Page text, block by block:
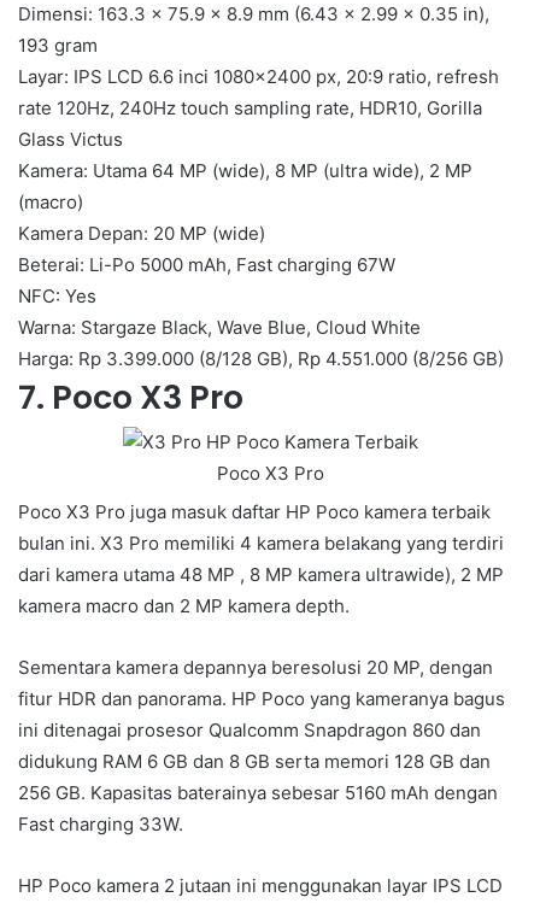
Dimensi: 163.3 x 75.9 x 8.9 mm (6.43 x 2.99 x 0.35 in),
193 gram
Layar: IPS LCD 6.6 inci 1080×2400 px, 20:9 ratio, refresh
rate 120Hz, 240Hz touch sampling rate, HDR10, Gorilla
Glass Victus
Kamera: Utama 64 MP (wide), 8 MP (ultra wide), 2 MP
(macro)
Kamera Depan: 20 MP (wide)
Beterai: Li-Po 5000 mAh, Fast charging 67W
NFC: Yes
Warna: Stargaze Black, Wave Blue, Cloud White
Harga: Rp 3.399.000 (8/128 GB), Rp 4.551.000 (8/256 GB)
7. Poco X3 Pro
Poco X3 Pro
Poco X3 Pro juga masuk daftar HP Poco kamera terbaik
bulan ini. X3 Pro memiliki 4 kamera belakang yang terdiri
dari kamera utama 48 MP , 8 MP kamera ultrawide), 2 MP
kamera macro dan 2 MP kamera depth.
Sementara kamera depannya beresolusi 20 MP, dengan
fitur HDR dan panorama. HP Poco yang kameranya bagus
ini ditenagai prosesor Qualcomm Snapdragon 860 dan
didukung RAM 6 GB dan 8 GB serta memori 128 GB dan
256 GB. Kapasitas baterainya sebesar 5160 mAh dengan
Fast charging 33W.
HP Poco kamera 2 jutaan ini menggunakan layar IPS LCD